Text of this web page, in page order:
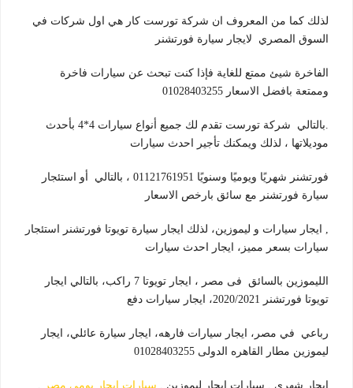
لذلك كما من المعروف ان شركة تورست كار هي اول شركات في
السوق المصري لايجار سيارة فورتشنر
الفاخرة شيئ ممتع للغاية فإذا كنت تبحث عن سيارات فاخرة
وممتعة بافضل الاسعار 01028403255
.بالتالي شركة تورست تقدم لك جميع أنواع سيارات 4*4 بأحدث
موديلاتها ، لذلك ويمكنك تأجير احدث سيارات
فورتشنر شهريًا ويوميًا وسنويًا 01121761951 ، بالتالي أو استئجار
سيارة فورتشنر مع سائق بارخص الاسعار
, ايجار سيارات و ليموزين، لذلك ايجار سيارة تويوتا فورتشنر استئجار
سيارات بسعر مميز، ايجار احدث سيارات
الليموزين بالسائق فى مصر ، ايجار تويوتا 7 راكب، بالتالي ايجار
تويوتا فورتشنر 2020/2021، ايجار سيارات دفع
رباعي في مصر، ايجار سيارات فارهه، ايجار سيارة عائلي، ايجار
ليموزين مطار القاهره الدولى 01028403255
ايجار شهري , سيارات ايجار ليموزين , سيارات ايجار يومي مصر ,